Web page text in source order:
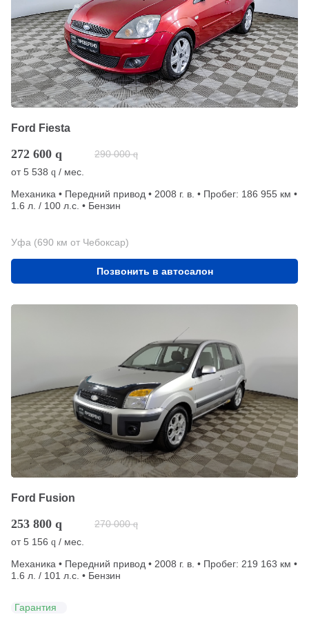
Ford Fiesta
272 600 q 290 000 q
от5 538 q / мес.
Механика • Передний привод • 2008 г. в. • Пробег: 186 955 км •
1.6 л. / 100 л.с. • Бензин
Уфа (690 км от Чебоксар)
Позвонить в автосалон
Ford Fusion
253 800 q 270 000 q
от5 156 q / мес.
Механика • Передний привод • 2008 г. в. • Пробег: 219 163 км •
1.6 л. / 101 л.с. • Бензин
Гарантия